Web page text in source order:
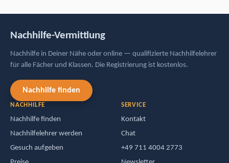
個別指導サービス
お近くの教室でもオンラインでも、あらゆる科目と学年に対
応した資格を持った講師による個別指導をご利用いただけま
す。登録は無料です。
家庭教師を探す
個別指導
家庭教師を探す
家庭教師になる
サービス
接触
チャット